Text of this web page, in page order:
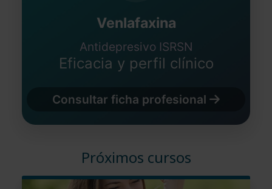
Venlafaxina
Antidepresivo ISRSN
Eficacia y perfil clínico
Consultar ficha profesional
Próximos cursos